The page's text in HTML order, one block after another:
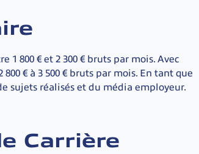
800 € et 2 300 € bruts par mois. Avec
€ à 3 500 € bruts par mois. En tant que
sujets réalisés et du média employeur.
Carrière